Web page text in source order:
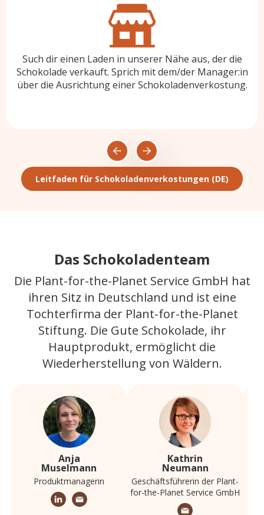
Such dir einen Laden in unserer Nähe aus, der die
Schokolade verkauft. Sprich mit dem/der Manager:in
über die Ausrichtung einer Schokoladenverkostung.
Leitfaden für Schokoladenverkostungen (DE)
Das Schokoladenteam
Die Plant-for-the-Planet Service GmbH hat
ihren Sitz in Deutschland und ist eine
Tochterfirma der Plant-for-the-Planet
Stiftung. Die Gute Schokolade, ihr
Hauptprodukt, ermöglicht die
Wiederherstellung von Wäldern.
Anja
Muselmann
Produktmanagerin
Kathrin
Neumann
Geschäftsführerin der Plant-
for-the-Planet Service GmbH